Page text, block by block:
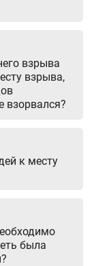
взрыва
взрыва,
взорвался?
к месту
была